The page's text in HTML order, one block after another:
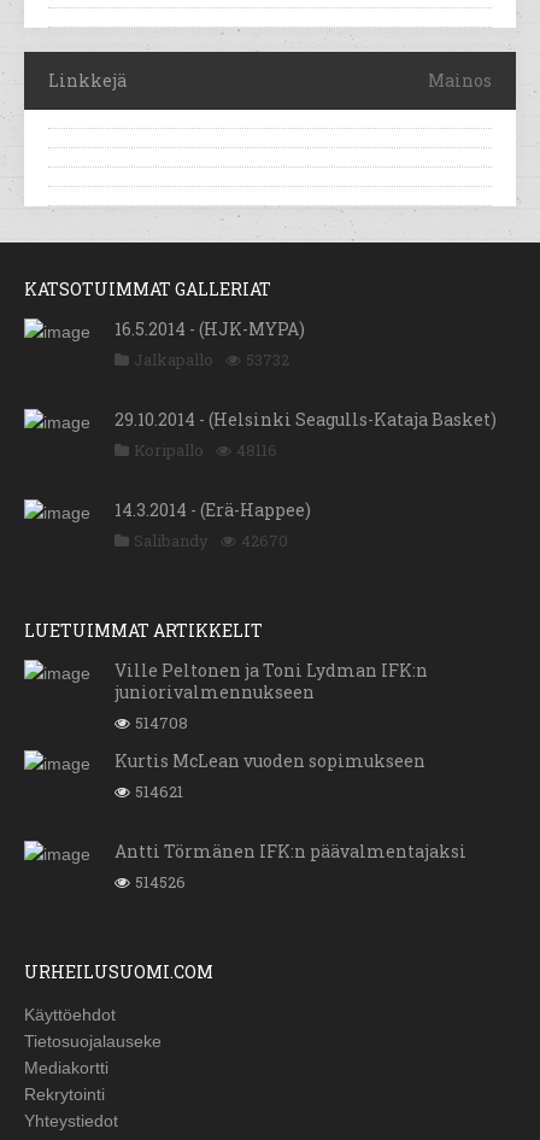
Linkkejä Mainos
KATSOTUIMMAT GALLERIAT
16.5.2014 - (HJK-MYPA)
Jalkapallo 53732
29.10.2014 - (Helsinki Seagulls-Kataja Basket)
Koripallo 48116
14.3.2014 - (Erä-Happee)
Salibandy 42670
LUETUIMMAT ARTIKKELIT
Ville Peltonen ja Toni Lydman IFK:n
juniorivalmennukseen
514708
Kurtis McLean vuoden sopimukseen
514621
Antti Törmänen IFK:n päävalmentajaksi
514526
URHEILUSUOMI.COM
Käyttöehdot
Tietosuojalauseke
Mediakortti
Rekrytointi
Yhteystiedot